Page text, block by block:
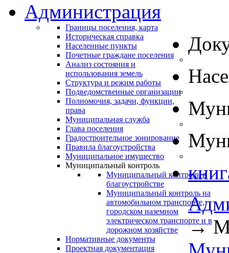
Администрация
Границы поселения, карта
Историческая справка
Населенные пункты
Почетные граждане поселения
Анализ состояния и
использования земель
Структура и режим работы
Подведомственные организации
Полномочия, задачи, функции,
права
Муниципальная служба
Глава поселения
Градостроительное зонирование
Правила благоустройства
Муниципальное имущество
Муниципальный контроль
Муниципальный контроль в
благоустройстве
Муниципальный контроль на
автомобильном транспорте,
городском наземном
электрическом транспорте и в
дорожном хозяйстве
Нормативные документы
Проектная документация
→